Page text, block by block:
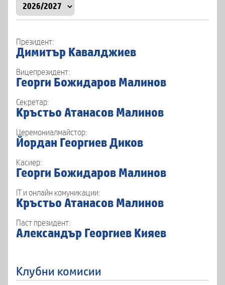
Президент:
Димитър Кавалджиев
Вицепрезидент:
Георги Божидаров Малинов
Секретар:
Кръстьо Атанасов Малинов
Церемониалмайстор:
Йордан Георгиев Диков
Касиер:
Георги Божидаров Малинов
IT и онлайн комуникации:
Кръстьо Атанасов Малинов
Паст президент:
Александър Георгиев Кияев
Клубни комисии